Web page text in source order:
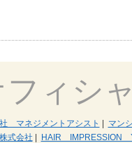
ィシ
マネジメントアシスト
マン
式会社
HAIR IMPRESSION